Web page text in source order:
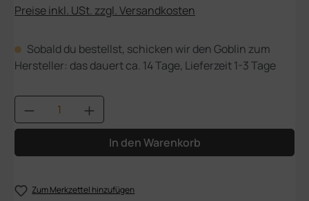
Preise inkl. USt. zzgl. Versandkosten
Sobald du bestellst, schicken wir den Goblin zum
Hersteller: das dauert ca. 14 Tage, Lieferzeit 1-3 Tage
Produkt Anzahl: Gib den gewünschten
In den Warenkorb
Zum Merkzettel hinzufügen